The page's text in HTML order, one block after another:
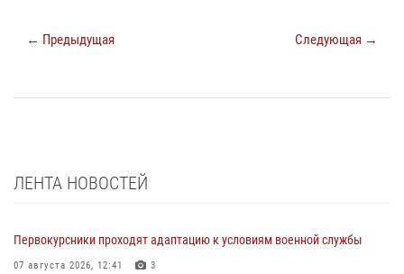
← Предыдущая Следующая →
ЛЕНТА НОВОСТЕЙ
Первокурсники проходят адаптацию к условиям военной службы
07 августа 2026, 12:41 3